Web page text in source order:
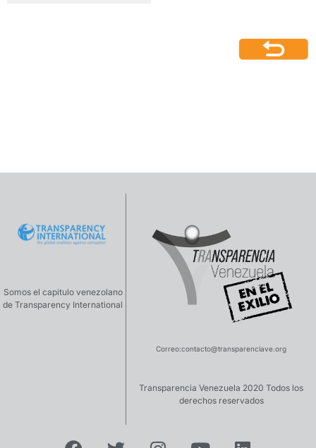
Somos el capitulo venezolano
de Transparency International
Correo:contacto@transparenciave.org
Transparencia Venezuela 2020 Todos los
derechos reservados